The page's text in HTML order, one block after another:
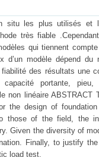
situ les plus utilisés et
très fiable
qui tiennent
d’un modèle dépend
des résultats une
portante, pieu,
non linéaire
the design of
those of the field, the
Given the diversity of
Finally, to justify
load test.